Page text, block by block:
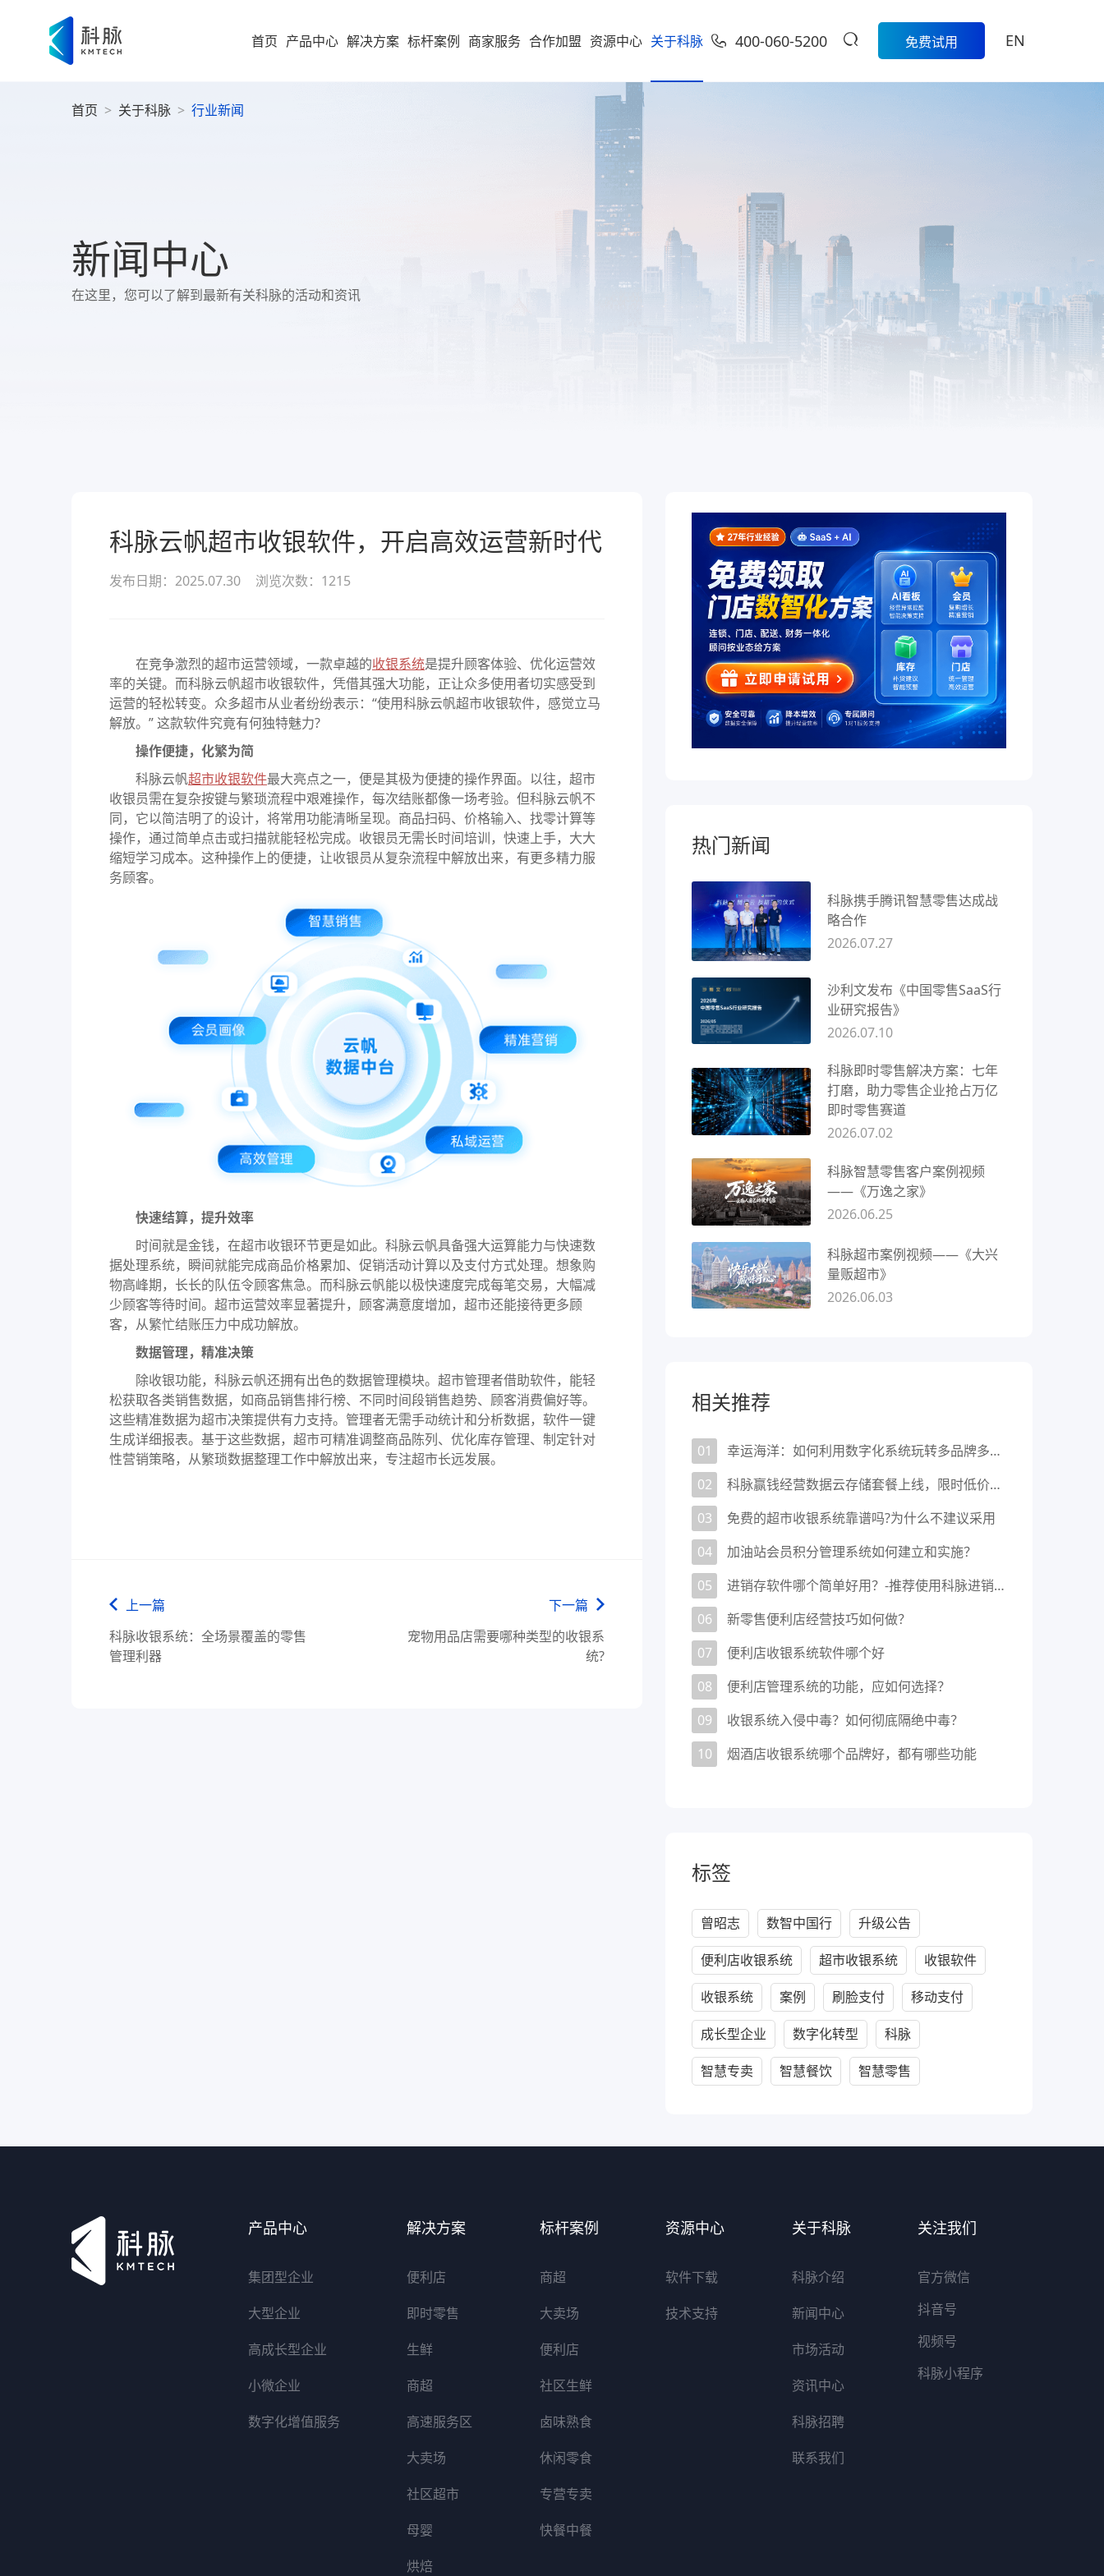
首页 产品中心
集团型企业
小微企业
为持续增长而生
科脉钱鲸云
服务于泛零售连锁企业的一
款可定制化的SaaS软件
提供私有化部署
解决方案
新零售解决方案
到店到家一体化经营，进销存智
能化管理，助力连锁便利店规模
细、更高效的日常管理。
商超
智能供应链管控、业务移动化管
理，助力商超行业效能全面升级
多元化门店经营、线上线下一体
化，助力大卖场行业进入智慧零
售时代
社区超市
数字化辅助管理、多元化精准营
销，助力母婴行业多渠道获客
烘焙
聚合流量资源、采供销协同一
体，助力烘焙行业轻松管店
标杆案例 商家服务 合作加盟 资源中心
社群生鲜
智慧零售
智慧餐饮
智慧专卖
增值服务
查询经销商
科脉AI客服
行沙龙报名入
学习中心
关于科脉
人才价值
人才招聘
扫码体验
400-060-5200 免费试用 EN
首页 > 关于科脉 > 行业新闻
新闻中心
在这里，您可以了解到最新有关科脉的活动和资讯
科脉云帆超市收银软件，开启高效运营新时代
发布日期：2025.07.30 浏览次数： 1215
在竞争激烈的超市运营领域，一款卓越的收银系统是提升顾客体验、优化运营效
率的关键。而科脉云帆超市收银软件，凭借其强大功能，正让众多使用者切实感受到
运营的轻松转变。众多超市从业者纷纷表示：“使用科脉云帆超市收银软件，感觉立马
解放。” 这款软件究竟有何独特魅力?
操作便捷，化繁为简
科脉云帆超市收银软件最大亮点之一，便是其极为便捷的操作界面。以往，超市
收银员需在复杂按键与繁琐流程中艰难操作，每次结账都像一场考验。但科脉云帆不
同，它以简洁明了的设计，将常用功能清晰呈现。商品扫码、价格输入、找零计算等
操作，通过简单点击或扫描就能轻松完成。收银员无需长时间培训，快速上手，大大
缩短学习成本。这种操作上的便捷，让收银员从复杂流程中解放出来，有更多精力服
务顾客。
快速结算，提升效率
时间就是金钱，在超市收银环节更是如此。科脉云帆具备强大运算能力与快速数
据处理系统，瞬间就能完成商品价格累加、促销活动计算以及支付方式处理。想象购
物高峰期，长长的队伍令顾客焦急。而科脉云帆能以极快速度完成每笔交易，大幅减
少顾客等待时间。超市运营效率显著提升，顾客满意度增加，超市还能接待更多顾
客，从繁忙结账压力中成功解放。
数据管理，精准决策
除收银功能，科脉云帆还拥有出色的数据管理模块。超市管理者借助软件，能轻
松获取各类销售数据，如商品销售排行榜、不同时间段销售趋势、顾客消费偏好等。
这些精准数据为超市决策提供有力支持。管理者无需手动统计和分析数据，软件一键
生成详细报表。基于这些数据，超市可精准调整商品陈列、优化库存管理、制定针对
性营销策略，从繁琐数据整理工作中解放出来，专注超市长远发展。
上一篇
科脉收银系统：全场景覆盖的零售
管理利器
下一篇
宠物用品店需要哪种类型的收银系
统?
热门新闻
科脉携手腾讯智慧零售达成战
略合作
2026.07.27
沙利文发布《中国零售SaaS行
业研究报告》
2026.07.10
科脉即时零售解决方案：七年
打磨，助力零售企业抢占万亿
即时零售赛道
2026.07.02
科脉智慧零售客户案例视频
——《万逸之家》
2026.06.25
科脉超市案例视频——《大兴
量贩超市》
2026.06.03
相关推荐
01
幸运海洋：如何利用数字化系统玩转多品牌多业态管理
02
科脉赢钱经营数据云存储套餐上线，限时低价手慢无！
03
免费的超市收银系统靠谱吗?为什么不建议采用
04
加油站会员积分管理系统如何建立和实施？
05
进销存软件哪个简单好用？-推荐使用科脉进销存管理软件
06
新零售便利店经营技巧如何做？
07
便利店收银系统软件哪个好
08
便利店管理系统的功能，应如何选择？
09
收银系统入侵中毒？如何彻底隔绝中毒？
10
烟酒店收银系统哪个品牌好，都有哪些功能
标签
曾昭志 数智中国行 升级公告
便利店收银系统 超市收银系统 收银软件
收银系统 案例 刷脸支付 移动支付
成长型企业 数字化转型 科脉
智慧专卖 智慧餐饮 智慧零售
产品中心
集团型企业
大型企业
高成长型企业
小微企业
数字化增值服务
解决方案
便利店
即时零售
生鲜
商超
高速服务区
大卖场
社区超市
母婴
烘焙
标杆案例
商超
大卖场
便利店
社区生鲜
卤味熟食
休闲零食
专营专卖
快餐中餐
资源中心
软件下载
技术支持
关于科脉
科脉介绍
新闻中心
市场活动
资讯中心
科脉招聘
联系我们
关注我们
官方微信
抖音号
视频号
科脉小程序